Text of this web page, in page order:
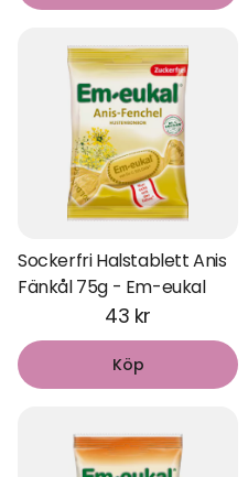
Sockerfri Halstablett Anis
Fänkål 75g - Em-eukal
43 kr
Köp